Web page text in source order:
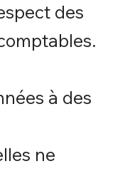
des
à des
ne